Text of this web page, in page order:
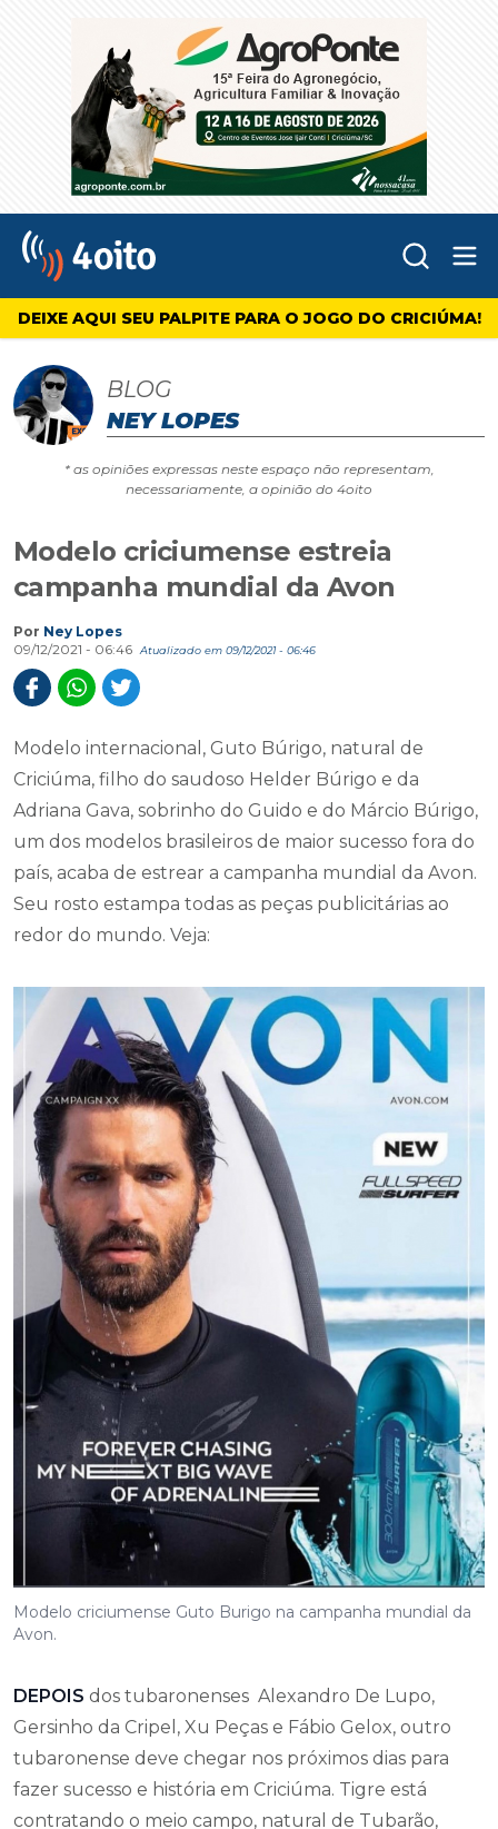
4oito
DEIXE AQUI SEU PALPITE PARA O JOGO DO CRICIÚMA!
BLOG
NEY LOPES
* as opiniões expressas neste espaço não representam,
necessariamente, a opinião do 4oito
Modelo criciumense estreia
campanha mundial da Avon
Por Ney Lopes
09/12/2021 - 06:46
Atualizado em 09/12/2021 - 06:46
Modelo internacional, Guto Búrigo, natural de
Criciúma, filho do saudoso Helder Búrigo e da
Adriana Gava, sobrinho do Guido e do Márcio Búrigo,
um dos modelos brasileiros de maior sucesso fora do
país, acaba de estrear a campanha mundial da Avon.
Seu rosto estampa todas as peças publicitárias ao
redor do mundo. Veja:
Modelo criciumense Guto Burigo na campanha mundial da
Avon.
DEPOIS dos tubaronenses Alexandro De Lupo,
Gersinho da Cripel, Xu Peças e Fábio Gelox, outro
tubaronense deve chegar nos próximos dias para
fazer sucesso e história em Criciúma. Tigre está
contratando o meio campo, natural de Tubarão,